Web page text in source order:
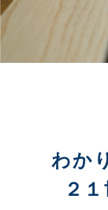
わか
２